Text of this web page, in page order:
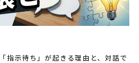
指示待ち」が起きる理由と、対話で